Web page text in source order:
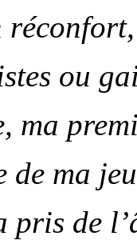
ou
ma
de ma
pris de